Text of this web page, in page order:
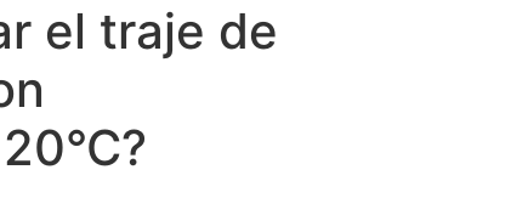
el traje de